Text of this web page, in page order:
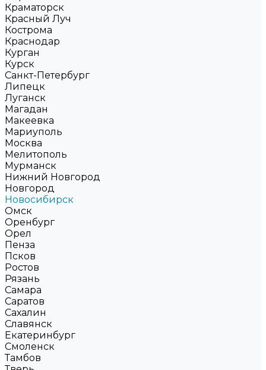
Краматорск
Красный Луч
Кострома
Краснодар
Курган
Курск
Санкт-Петербург
Липецк
Луганск
Магадан
Макеевка
Мариуполь
Москва
Мелитополь
Мурманск
Нижний Новгород
Новгород
Новосибирск
Омск
Оренбург
Орел
Пенза
Псков
Ростов
Рязань
Самара
Саратов
Сахалин
Славянск
Екатеринбург
Смоленск
Тамбов